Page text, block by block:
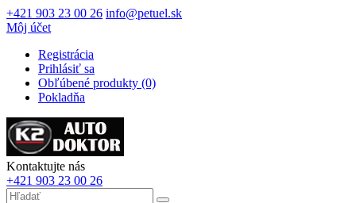
+421 903 23 00 26 info@petuel.sk
Môj účet
Registrácia
Prihlásiť sa
Obľúbené produkty (0)
Pokladňa
Kontaktujte nás
+421 903 23 00 26